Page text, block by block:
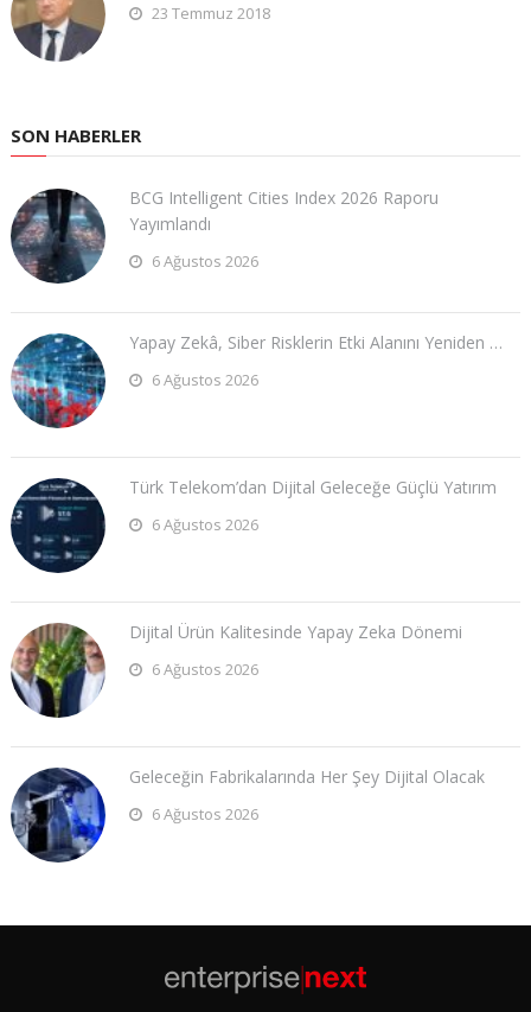
23 Temmuz 2018
SON HABERLER
BCG Intelligent Cities Index 2026 Raporu
Yayımlandı
6 Ağustos 2026
Yapay Zekâ, Siber Risklerin Etki Alanını Yeniden …
6 Ağustos 2026
Türk Telekom’dan Dijital Geleceğe Güçlü Yatırım
6 Ağustos 2026
Dijital Ürün Kalitesinde Yapay Zeka Dönemi
6 Ağustos 2026
Geleceğin Fabrikalarında Her Şey Dijital Olacak
6 Ağustos 2026